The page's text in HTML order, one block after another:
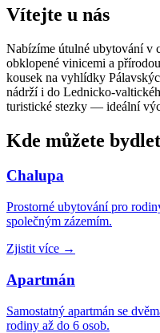
Vítejte u nás
Nabízíme útulné ubytování v
obklopené vinicemi a
kousek na vyhlídky
nádrží i do Lednicko-
turistické stezky — ideální
Kde můžete bydlet
Chalupa
Prostorné ubytování pro
společným zázemím.
Zjistit více →
Apartmán
Samostatný apartmán se
rodiny až do 6 osob.